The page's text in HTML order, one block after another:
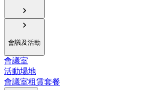
會議及活動
會議室
活動場地
會議室租賃套餐